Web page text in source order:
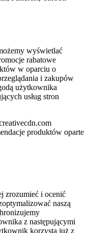
wyświetlać
rabatowe
w oparciu o
i zakupów
użytkownika
usług stron
produktów oparte
zrozumieć i ocenić
naszą
z następującymi
korzysta już z